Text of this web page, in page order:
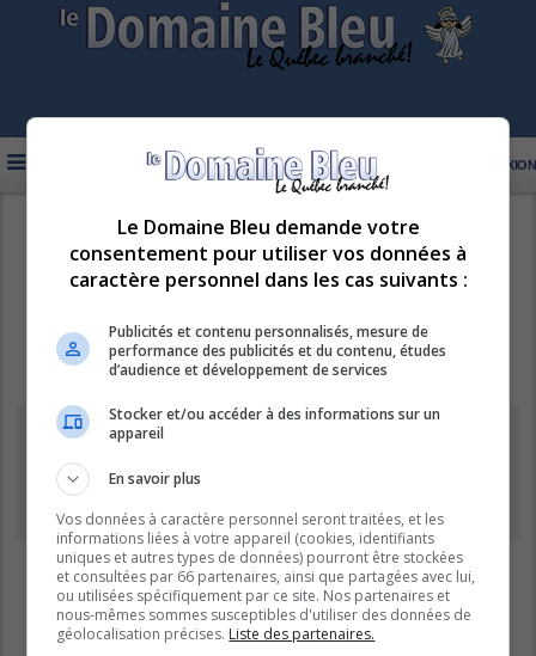
CONNEXION
INSCRIPTION
LE DOMAINE BLEU
Information
Vous ne pouvez pas effectuer de recherche pour le moment car le
Le Domaine Bleu demande votre
consentement pour utiliser vos données à
caractère personnel dans les cas suivants :
Publicités et contenu personnalisés, mesure de
performance des publicités et du contenu, études
d’audience et développement de services
Stocker et/ou accéder à des informations sur un
appareil
En savoir plus
Vos données à caractère personnel seront traitées, et les
informations liées à votre appareil (cookies, identifiants
uniques et autres types de données) pourront être stockées
et consultées par 66 partenaires, ainsi que partagées avec lui,
ou utilisées spécifiquement par ce site. Nos partenaires et
nous-mêmes sommes susceptibles d'utiliser des données de
géolocalisation précises. Liste des partenaires.